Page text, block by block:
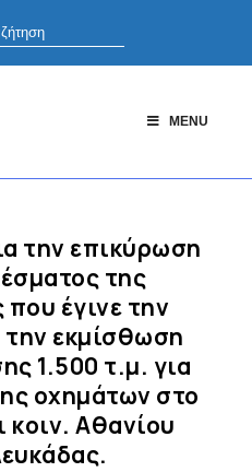
MENU
την επικύρωση
της
έγινε την
την εκμίσθωση
1.500 τ.μ. για
οχημάτων στο
κοιν. Αθανίου